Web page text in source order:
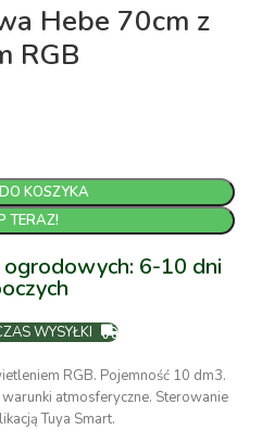
Hebe 70cm z
RGB
KOSZYKA
TERAZ!
ogrodowych: 6-10 dni
WYSYŁKI
RGB. Pojemność 10 dm3.
atmosferyczne. Sterowanie
Tuya Smart.